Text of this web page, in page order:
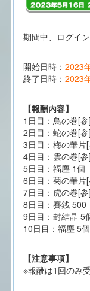
期間中、ログイ
開始日時： 2023
終了日時： 2023
【報酬内容】
1日目：鳥の巻[
2日目：蛇の巻[
3日目：梅の華片
4日目：雲の巻[
5日目：福塵 1個
6日目：菊の華片
7日目：虎の巻[
8日目：賽銭 500
9日目：封結晶 5
10日目：福塵 5個
【注意事項】
※報酬は1回のみ